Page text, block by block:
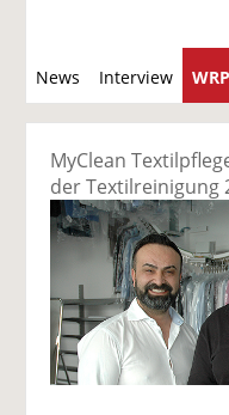
News Interview
MyClean
der Textilreinigung